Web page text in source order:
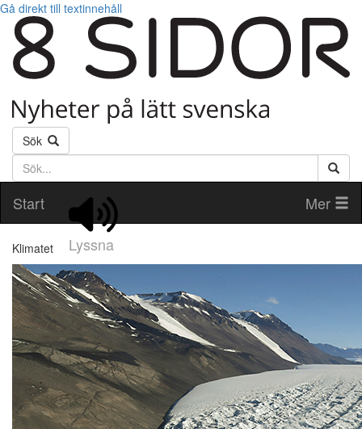
Gå direkt till textinnehåll
Sök
Söktext
Start
Lyssna
Mer
Klimatet